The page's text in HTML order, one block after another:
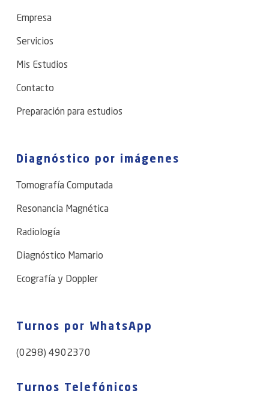
Empresa
Servicios
Mis Estudios
Contacto
Preparación para estudios
Diagnóstico por imágenes
Tomografía Computada
Resonancia Magnética
Radiología
Diagnóstico Mamario
Ecografía y Doppler
Turnos por WhatsApp
(0298) 4902370
Turnos Telefónicos